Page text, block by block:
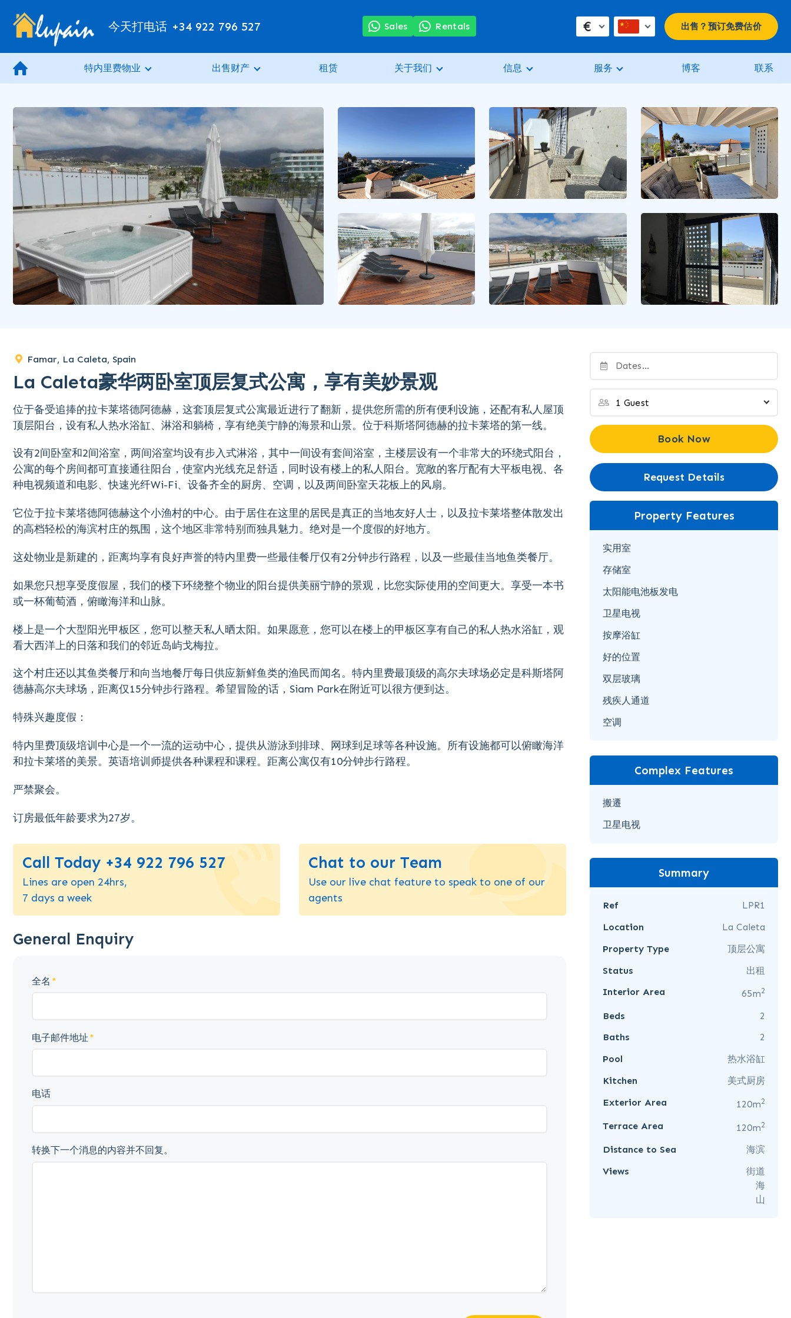
今天打电话 +34 922 796 527 Sales Rentals € 出售？预订免费估价
特内里费物业 出售财产 租赁 关于我们 信息 服务 博客 联系
Famar, La Caleta, Spain
La Caleta豪华两卧室顶层复式公寓，享有美妙景观
位于备受追捧的拉卡莱塔德阿德赫，这套顶层复式公寓最近进行了翻新，提供您所需的所有便利设施，还配有私人屋顶
顶层阳台，设有私人热水浴缸、淋浴和躺椅，享有绝美宁静的海景和山景。位于科斯塔阿德赫的拉卡莱塔的第一线。
设有2间卧室和2间浴室，两间浴室均设有步入式淋浴，其中一间设有套间浴室，主楼层设有一个非常大的环绕式阳台，
公寓的每个房间都可直接通往阳台，使室内光线充足舒适，同时设有楼上的私人阳台。宽敞的客厅配有大平板电视、各
种电视频道和电影、快速光纤Wi-Fi、设备齐全的厨房、空调，以及两间卧室天花板上的风扇。
它位于拉卡莱塔德阿德赫这个小渔村的中心。由于居住在这里的居民是真正的当地友好人士，以及拉卡莱塔整体散发出
的高档轻松的海滨村庄的氛围，这个地区非常特别而独具魅力。绝对是一个度假的好地方。
这处物业是新建的，距离均享有良好声誉的特内里费一些最佳餐厅仅有2分钟步行路程，以及一些最佳当地鱼类餐厅。
如果您只想享受度假屋，我们的楼下环绕整个物业的阳台提供美丽宁静的景观，比您实际使用的空间更大。享受一本书
或一杯葡萄酒，俯瞰海洋和山脉。
楼上是一个大型阳光甲板区，您可以整天私人晒太阳。如果愿意，您可以在楼上的甲板区享有自己的私人热水浴缸，观
看大西洋上的日落和我们的邻近岛屿戈梅拉。
这个村庄还以其鱼类餐厅和向当地餐厅每日供应新鲜鱼类的渔民而闻名。特内里费最顶级的高尔夫球场必定是科斯塔阿
德赫高尔夫球场，距离仅15分钟步行路程。希望冒险的话，Siam Park在附近可以很方便到达。
特殊兴趣度假：
特内里费顶级培训中心是一个一流的运动中心，提供从游泳到排球、网球到足球等各种设施。所有设施都可以俯瞰海洋
和拉卡莱塔的美景。英语培训师提供各种课程和课程。距离公寓仅有10分钟步行路程。
严禁聚会。
订房最低年龄要求为27岁。
Call Today +34 922 796 527
Lines are open 24hrs,
7 days a week
Chat to our Team
Use our live chat feature to speak to one of our
agents
General Enquiry
全名
电子邮件地址
电话
转换下一个消息的内容并不回复。
Book Now
Request Details
Property Features
实用室
存储室
太阳能电池板发电
卫星电视
按摩浴缸
好的位置
双层玻璃
残疾人通道
空调
Complex Features
搬遷
卫星电视
Summary
Ref
LPR1
Location
La Caleta
Property Type
顶层公寓
Status
出租
Interior Area
65m2
Beds
2
Baths
2
Pool
热水浴缸
Kitchen
美式厨房
Exterior Area
120m2
Terrace Area 120m2
Distance to Sea
海滨
Views
街道
海
山